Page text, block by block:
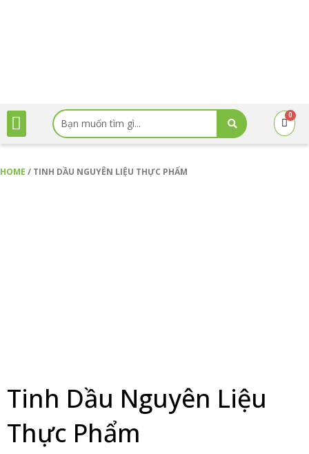
MenuSearch
...
0
Cart
HOME / TINH DẦU NGUYÊN LIỆU THỰC PHẨM
Tinh Dầu Nguyên Liệu
Thực Phẩm